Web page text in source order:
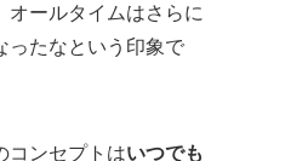
オールタイムはさらに
ったなという印象で
コンセプトはいつでも